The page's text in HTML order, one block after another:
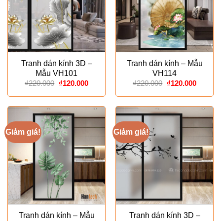
Tranh dán kính 3D –
Mẫu VH101
₫220.000 Giá
là:
₫220.000.
₫120.000Giá
tại
là:
₫120.000.
Tranh dán kính – Mẫu
VH114
₫220.000 Giá
là:
₫220.000.
₫120.000Giá
tại
là:
Giảm giá!
Tranh dán kính – Mẫu
Giảm giá!
Tranh dán kính 3D –